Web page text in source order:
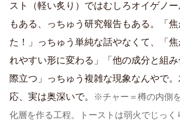
スト（軽い炙り）ではむしろオイゲノ
もある、っちゅう研究報告もある。「焦
た！」っちゅう単純な話やなくて、「
れやすい形に変わる」「他の成分と組
際立つ」っちゅう複雑な現象なんやで
応、実は奥深いで。
※チャー＝樽の内側
化層を作る工程。トーストは弱火でじっく